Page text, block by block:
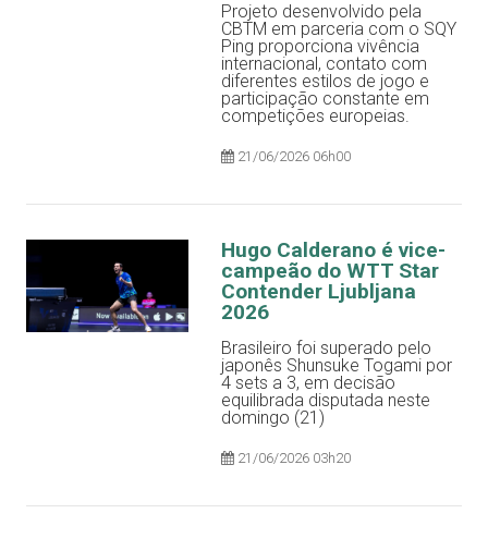
Projeto desenvolvido pela
CBTM em parceria com o SQY
Ping proporciona vivência
internacional, contato com
diferentes estilos de jogo e
participação constante em
competições europeias.
21/06/2026 06h00
Hugo Calderano é vice-
campeão do WTT Star
Contender Ljubljana
2026
Brasileiro foi superado pelo
japonês Shunsuke Togami por
4 sets a 3, em decisão
equilibrada disputada neste
domingo (21)
21/06/2026 03h20